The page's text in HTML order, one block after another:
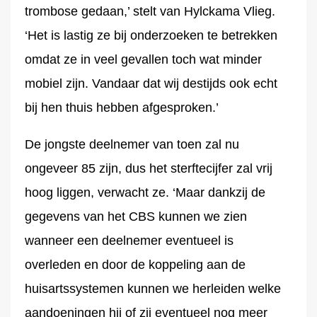
trombose gedaan,’ stelt van Hylckama Vlieg.
‘Het is lastig ze bij onderzoeken te betrekken
omdat ze in veel gevallen toch wat minder
mobiel zijn. Vandaar dat wij destijds ook echt
bij hen thuis hebben afgesproken.’
De jongste deelnemer van toen zal nu
ongeveer 85 zijn, dus het sterftecijfer zal vrij
hoog liggen, verwacht ze. ‘Maar dankzij de
gegevens van het CBS kunnen we zien
wanneer een deelnemer eventueel is
overleden en door de koppeling aan de
huisartssystemen kunnen we herleiden welke
aandoeningen hij of zij eventueel nog meer